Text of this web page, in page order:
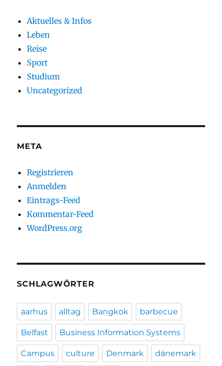
Aktuelles & Infos
Leben
Reise
Sport
Studium
Uncategorized
META
Registrieren
Anmelden
Eintrags-Feed
Kommentar-Feed
WordPress.org
SCHLAGWÖRTER
aarhus alltag Bangkok barbecue
Belfast Business Information Systems
Campus culture Denmark dänemark